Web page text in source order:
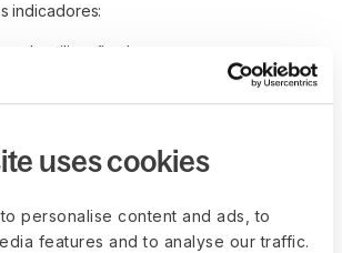
uses cookies
personalise content and ads, to
features and to analyse our traffic.
indicadores:
de utilização do espaço.
feedback e avaliações dos
de membros.
relatos de melhoria na